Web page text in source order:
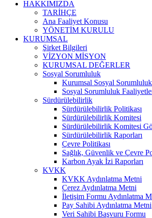
HAKKIMIZDA
TARİHÇE
Ana Faaliyet Konusu
YÖNETİM KURULU
KURUMSAL
Şirket Bilgileri
VİZYON MİSYON
KURUMSAL DEĞERLER
Sosyal Sorumluluk
Kurumsal Sosyal
Sosyal Sorumluluk
Sürdürülebilirlik
Sürdürülebilirlik Politikası
Sürdürülebilirlik Komitesi
Sürdürülebilirlik Komitesi
Sürdürülebilirlik Raporları
Çevre Politikası
Sağlık, Güvenlik ve Çevre
Karbon Ayak İzi Raporları
KVKK
KVKK Aydınlatma Metni
Çerez Aydınlatma Metni
İletişim Formu Aydınlatma
Pay Sahibi Aydınlatma Metni
Veri Sahibi Başvuru Formu